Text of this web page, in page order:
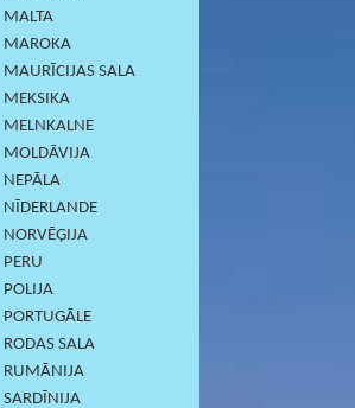
MALTA
MAROKA
MAURĪCIJAS SALA
MEKSIKA
MELNKALNE
MOLDĀVIJA
NEPĀLA
NĪDERLANDE
NORVĒĢIJA
PERU
POLIJA
PORTUGĀLE
RODAS SALA
RUMĀNIJA
SARDĪNIJА